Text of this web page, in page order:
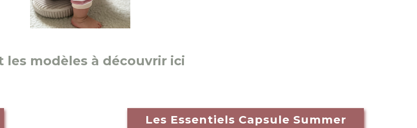
les modèles à découvrir ici
Les Essentiels Capsule Summer